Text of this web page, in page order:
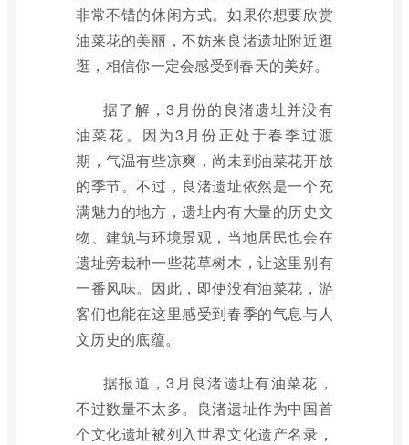
非常不错的休闲方式。如果你想要欣赏
油菜花的美丽，不妨来良渚遗址附近逛
逛，相信你一定会感受到春天的美好。
据了解，3月份的良渚遗址并没有
油菜花。因为3月份正处于春季过渡
期，气温有些凉爽，尚未到油菜花开放
的季节。不过，良渚遗址依然是一个充
满魅力的地方，遗址内有大量的历史文
物、建筑与环境景观，当地居民也会在
遗址旁栽种一些花草树木，让这里别有
一番风味。因此，即使没有油菜花，游
客们也能在这里感受到春季的气息与人
文历史的底蕴。
据报道，3月良渚遗址有油菜花，
不过数量不太多。良渚遗址作为中国首
个文化遗址被列入世界文化遗产名录，